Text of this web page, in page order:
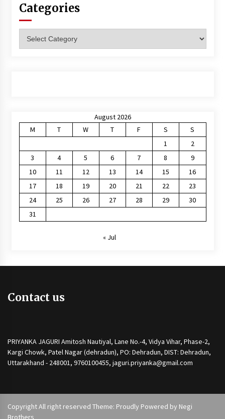
Categories
August 2026
M
T W T F S
S
1
2
3
4 5 6 7 8
9
10
11 12 13 14 15
16
17
18 19 20 21 22
23
24
25 26 27 28 29
30
31
« Jul
Contact us
PRIYANKA JAGURI Amitosh Nautiyal, Lane No.-4, Vidya Vihar, Phase-2,
Kargi Chowk, Patel Nagar (dehradun), PO: Dehradun, DIST: Dehradun,
Uttarakhand - 248001, 9760100455, jaguri.priyanka@gmail.com
Copyright All right reserved Theme: Proudly Powered by Negi
Brothers